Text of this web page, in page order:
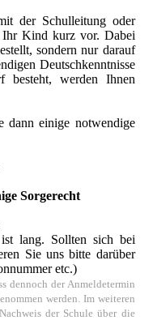
der Schulleitung oder
Ihr Kind kurz vor. Dabei
sondern nur darauf
Deutschkenntnisse
besteht, werden Ihnen
dann einige notwendige
Sorgerecht
lang. Sollten sich bei
Sie uns bitte darüber
etc.)
dennoch der Anmeldetermin
werden. Im weiteren
der Schule über die